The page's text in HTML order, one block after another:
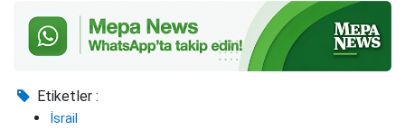
Etiketler :
İsrail